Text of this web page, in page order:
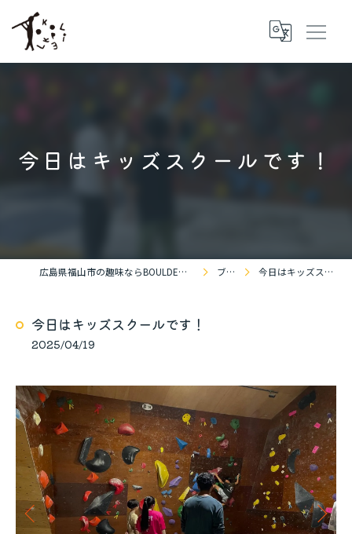
今日はキッズスクールです！
広島県福山市の趣味ならBOULDERING SPACE KOKOPELLi ブログ 今日はキッズスクールです！
今日はキッズスクールです！
2025/04/19